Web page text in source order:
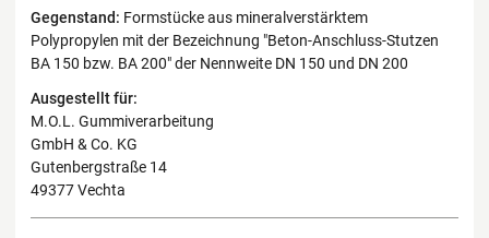
Gegenstand: Formstücke aus mineralverstärktem
Polypropylen mit der Bezeichnung "Beton-Anschluss-Stutzen
BA 150 bzw. BA 200" der Nennweite DN 150 und DN 200
Ausgestellt für:
M.O.L. Gummiverarbeitung
GmbH & Co. KG
Gutenbergstraße 14
49377 Vechta